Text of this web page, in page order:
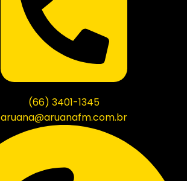
(66) 3401-1345
aruana@aruanafm.com.br